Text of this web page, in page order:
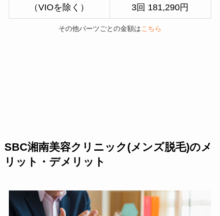
（VIOを除く）
3回 181,290円
その他パーツごとの金額はこちら
SBC湘南美容クリニック(メンズ脱毛)のメ
リット・デメリット